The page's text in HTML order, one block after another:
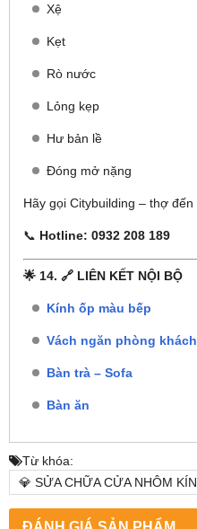
Xệ
Kẹt
Rò nước
Lỏng kẹp
Hư bản lề
Đóng mở nặng
Hãy gọi Citybuilding – thợ đến
📞 Hotline: 0932 208 189
🌟 14. 🔗 LIÊN KẾT NỘI BỘ
Kính ốp màu bếp
Vách ngăn phòng khách
Bàn trà – Sofa
Bàn ăn
Từ khóa:
💎 SỬA CHỮA CỬA NHÔM